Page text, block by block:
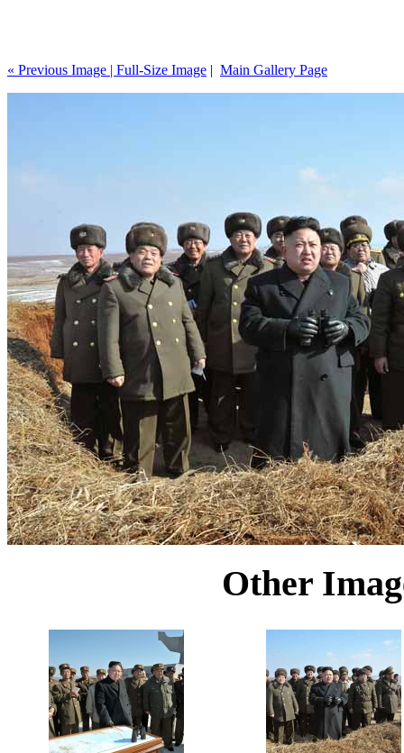
« Previous Image | Full-Size Image | Main Gallery Page
Other